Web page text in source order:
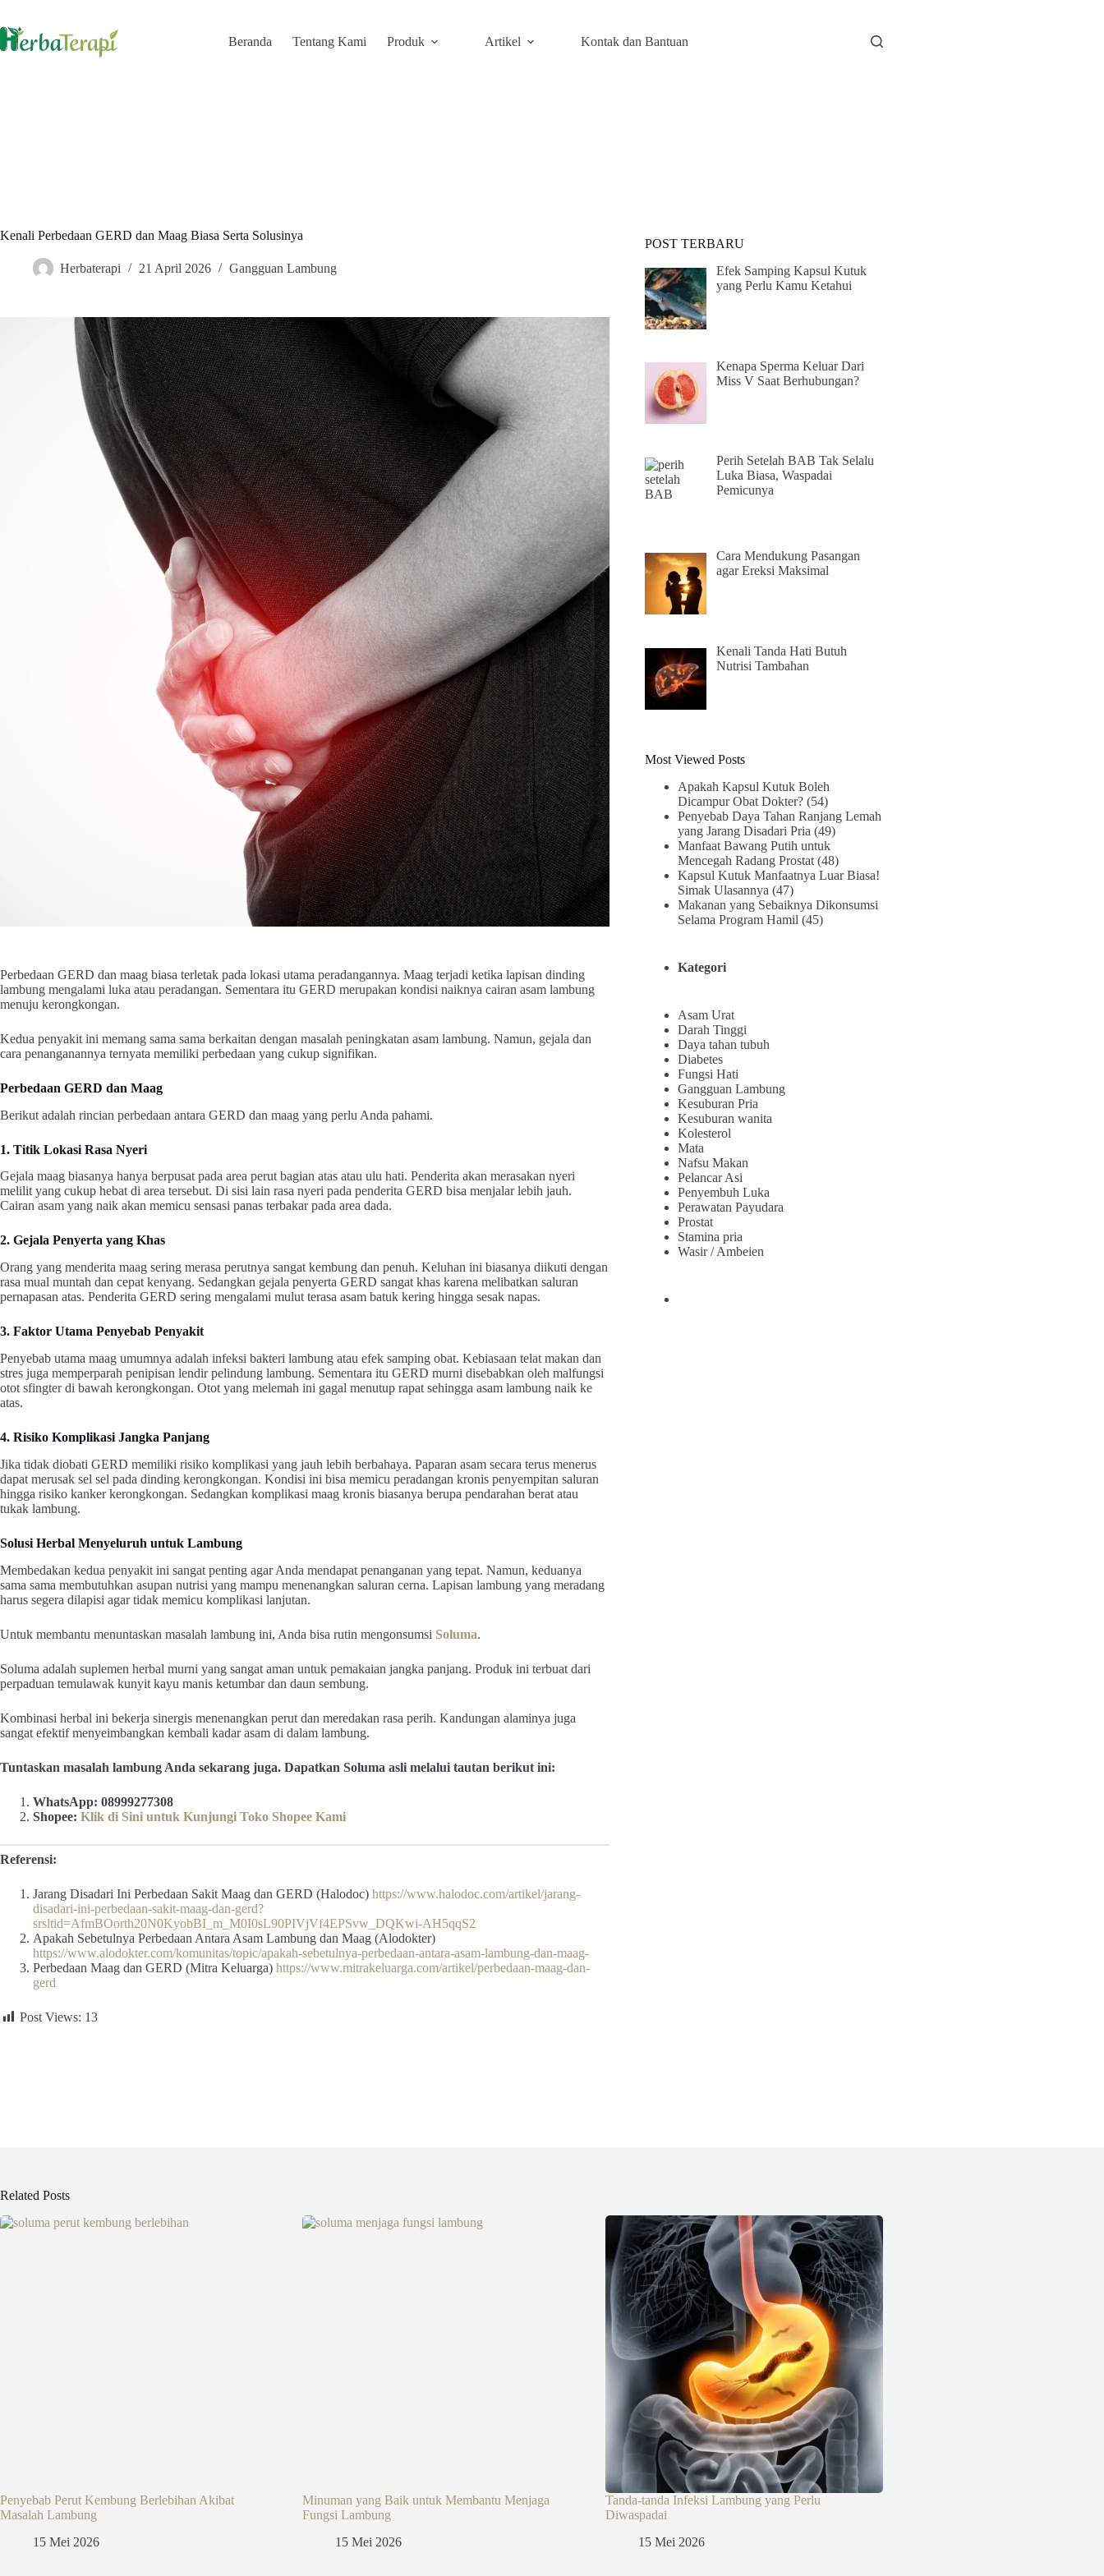
content
Beranda Tentang Kami Produk Artikel Kontak dan Bantuan
Kenali Perbedaan GERD dan Maag Biasa Serta Solusinya
Herbaterapi 21 April 2026 Gangguan Lambung
Perbedaan GERD dan maag biasa terletak pada lokasi utama peradangannya. Maag terjadi ketika lapisan dinding
lambung mengalami luka atau peradangan. Sementara itu GERD merupakan kondisi naiknya cairan asam lambung
menuju kerongkongan.
Kedua penyakit ini memang sama sama berkaitan dengan masalah peningkatan asam lambung. Namun, gejala dan
cara penanganannya ternyata memiliki perbedaan yang cukup signifikan.
Perbedaan GERD dan Maag
Berikut adalah rincian perbedaan antara GERD dan maag yang perlu Anda pahami.
1. Titik Lokasi Rasa Nyeri
Gejala maag biasanya hanya berpusat pada area perut bagian atas atau ulu hati. Penderita akan merasakan nyeri
melilit yang cukup hebat di area tersebut. Di sisi lain rasa nyeri pada penderita GERD bisa menjalar lebih jauh.
Cairan asam yang naik akan memicu sensasi panas terbakar pada area dada.
2. Gejala Penyerta yang Khas
Orang yang menderita maag sering merasa perutnya sangat kembung dan penuh. Keluhan ini biasanya diikuti dengan
rasa mual muntah dan cepat kenyang. Sedangkan gejala penyerta GERD sangat khas karena melibatkan saluran
pernapasan atas. Penderita GERD sering mengalami mulut terasa asam batuk kering hingga sesak napas.
3. Faktor Utama Penyebab Penyakit
Penyebab utama maag umumnya adalah infeksi bakteri lambung atau efek samping obat. Kebiasaan telat makan dan
stres juga memperparah penipisan lendir pelindung lambung. Sementara itu GERD murni disebabkan oleh malfungsi
otot sfingter di bawah kerongkongan. Otot yang melemah ini gagal menutup rapat sehingga asam lambung naik ke
atas.
4. Risiko Komplikasi Jangka Panjang
Jika tidak diobati GERD memiliki risiko komplikasi yang jauh lebih berbahaya. Paparan asam secara terus menerus
dapat merusak sel sel pada dinding kerongkongan. Kondisi ini bisa memicu peradangan kronis penyempitan saluran
hingga risiko kanker kerongkongan. Sedangkan komplikasi maag kronis biasanya berupa pendarahan berat atau
tukak lambung.
Solusi Herbal Menyeluruh untuk Lambung
Membedakan kedua penyakit ini sangat penting agar Anda mendapat penanganan yang tepat. Namun, keduanya
sama sama membutuhkan asupan nutrisi yang mampu menenangkan saluran cerna. Lapisan lambung yang meradang
harus segera dilapisi agar tidak memicu komplikasi lanjutan.
Untuk membantu menuntaskan masalah lambung ini, Anda bisa rutin mengonsumsi Soluma.
Soluma adalah suplemen herbal murni yang sangat aman untuk pemakaian jangka panjang. Produk ini terbuat dari
perpaduan temulawak kunyit kayu manis ketumbar dan daun sembung.
Kombinasi herbal ini bekerja sinergis menenangkan perut dan meredakan rasa perih. Kandungan alaminya juga
sangat efektif menyeimbangkan kembali kadar asam di dalam lambung.
Tuntaskan masalah lambung Anda sekarang juga. Dapatkan Soluma asli melalui tautan berikut ini:
WhatsApp: 08999277308
Shopee: Klik di Sini untuk Kunjungi Toko Shopee Kami
Referensi:
Jarang Disadari Ini Perbedaan Sakit Maag dan GERD (Halodoc) https://www.halodoc.com/artikel/jarang-
disadari-ini-perbedaan-sakit-maag-dan-gerd?
srsltid=AfmBOorth20N0KyobBI_m_M0I0sL90PIVjVf4EPSvw_DQKwi-AH5qqS2
Apakah Sebetulnya Perbedaan Antara Asam Lambung dan Maag (Alodokter)
https://www.alodokter.com/komunitas/topic/apakah-sebetulnya-perbedaan-antara-asam-lambung-dan-maag-
Perbedaan Maag dan GERD (Mitra Keluarga) https://www.mitrakeluarga.com/artikel/perbedaan-maag-dan-
gerd
Post Views: 13
POST TERBARU
Efek Samping Kapsul Kutuk
yang Perlu Kamu Ketahui
Kenapa Sperma Keluar Dari
Miss V Saat Berhubungan?
Perih Setelah BAB Tak Selalu
Luka Biasa, Waspadai
Pemicunya
Cara Mendukung Pasangan
agar Ereksi Maksimal
Kenali Tanda Hati Butuh
Nutrisi Tambahan
Most Viewed Posts
Apakah Kapsul Kutuk Boleh
Dicampur Obat Dokter? (54)
Penyebab Daya Tahan Ranjang Lemah
yang Jarang Disadari Pria (49)
Manfaat Bawang Putih untuk
Mencegah Radang Prostat (48)
Kapsul Kutuk Manfaatnya Luar Biasa!
Simak Ulasannya (47)
Makanan yang Sebaiknya Dikonsumsi
Selama Program Hamil (45)
Kategori
Asam Urat
Darah Tinggi
Daya tahan tubuh
Diabetes
Fungsi Hati
Gangguan Lambung
Kesuburan Pria
Kesuburan wanita
Kolesterol
Mata
Nafsu Makan
Pelancar Asi
Penyembuh Luka
Perawatan Payudara
Prostat
Stamina pria
Wasir / Ambeien
Related Posts
Penyebab Perut Kembung Berlebihan Akibat
Masalah Lambung
15 Mei 2026
Minuman yang Baik untuk Membantu Menjaga
Fungsi Lambung
15 Mei 2026
Tanda-tanda Infeksi Lambung yang Perlu
Diwaspadai
15 Mei 2026